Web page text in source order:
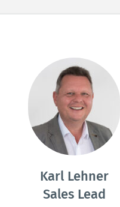
Karl Lehner
Sales Lead